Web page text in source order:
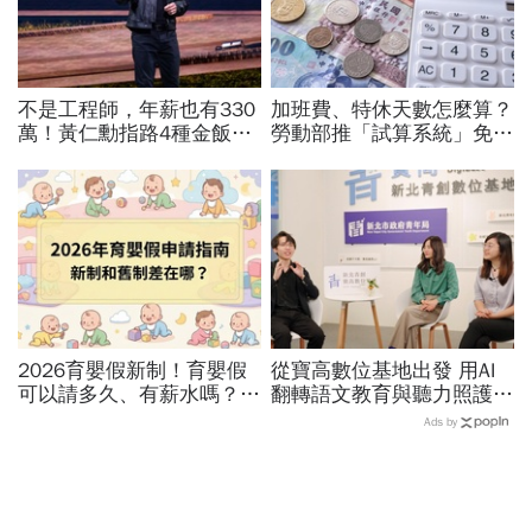
不是工程師，年薪也有330
萬！黃仁勳指路4種金飯
過優渥生活…AI時代搶手職
業曝光
加班費、特休天數怎麼算？
勞動部推「試算系統」免代
資遣費都能查
2026育嬰假新制！育嬰假
可以請多久、有薪水嗎？育
從寶高數位基地出發 用AI
翻轉語文教育與聽力照護，
科技如何讓世界更平權？
Ads by